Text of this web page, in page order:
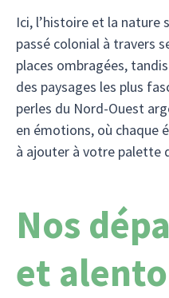
Ici, l’histoire et la nature
passé colonial à travers
places ombragées,
des paysages les plus
perles du Nord-Ouest
en émotions, où chaque
à ajouter à votre palette
Nos
et